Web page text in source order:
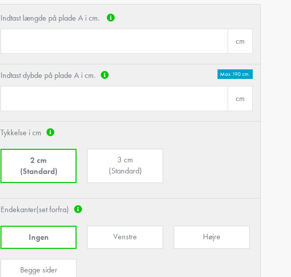
Indtast længde på plade A i cm.
cm
Indtast dybde på plade A i cm. Max 190 cm.
cm
Tykkelse i cm
2 cm
(Standard)
3 cm
(Standard)
Endekanter(set forfra)
Ingen Venstre Højre
Begge sider